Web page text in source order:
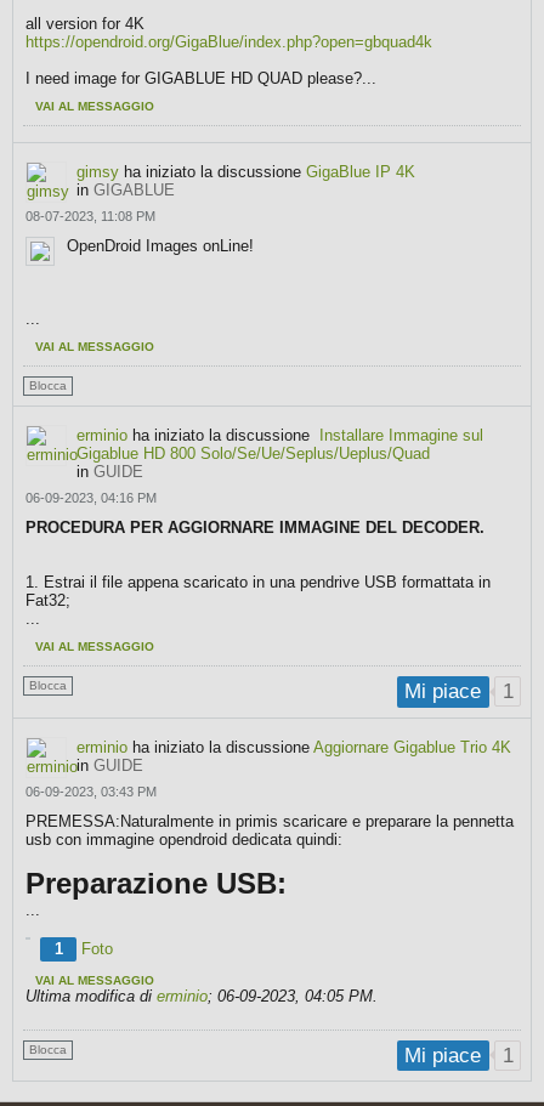
all version for 4K
https://opendroid.org/GigaBlue/index.php?open=gbquad4k
I need image for GIGABLUE HD QUAD please?...
VAI AL MESSAGGIO
gimsy ha iniziato la discussione GigaBlue IP 4K
in GIGABLUE
08-07-2023, 11:08 PM
OpenDroid Images onLine!
​...
VAI AL MESSAGGIO
Blocca
erminio ha iniziato la discussione
Installare Immagine sul
Gigablue HD 800 Solo/Se/Ue/Seplus/Ueplus/Quad
in GUIDE
06-09-2023, 04:16 PM
PROCEDURA PER AGGIORNARE IMMAGINE DEL DECODER.
1. Estrai il file appena scaricato in una pendrive USB formattata in
Fat32;
...
VAI AL MESSAGGIO
Blocca Mi piace 1
erminio ha iniziato la discussione Aggiornare Gigablue Trio 4K
in GUIDE
06-09-2023, 03:43 PM
PREMESSA:Naturalmente in primis scaricare e preparare la pennetta
usb con immagine opendroid dedicata quindi:
Preparazione USB:
1 Foto
VAI AL MESSAGGIO
Ultima modifica di erminio; 06-09-2023, 04:05 PM
Blocca Mi piace 1